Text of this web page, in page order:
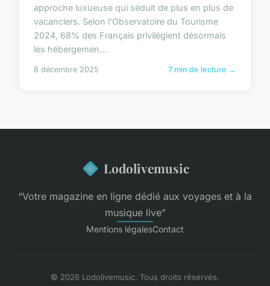
approche luxueuse qui séduit de plus en plus de
vacanciers. Selon l'Observatoire du Tourisme
2024, 68% des Français privilégient désormais
les hébergemen...
8 décembre 2025 7 min de lecture →
Lodolivemusic
“Votre magazine en ligne dédié aux voyages et à la
musique live”
Mentions légalesContact
© 2026 Lodolivemusic. Tous droits réservés.